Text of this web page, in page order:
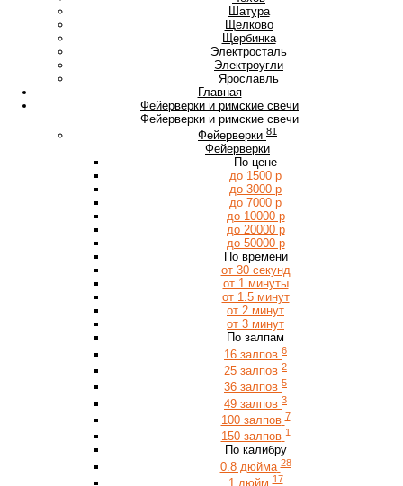
Шатура
Щелково
Щербинка
Электросталь
Электроугли
Ярославль
Главная
Фейерверки и римские свечи
Фейерверки и римские свечи
Фейерверки 81
Фейерверки
По цене
до 1500 р
до 3000 р
до 7000 р
до 10000 р
до 20000 р
до 50000 р
По времени
от 30 секунд
от 1 минуты
от 1.5 минут
от 2 минут
от 3 минут
По залпам
16 залпов 6
25 залпов 2
36 залпов 5
49 залпов 3
100 залпов 7
150 залпов 1
По калибру
0.8 дюйма 28
1 дюйм 17